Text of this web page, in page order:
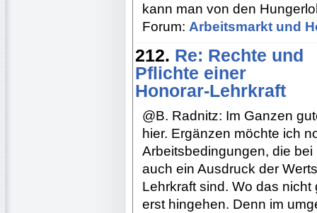
kann man von den
Forum: Arbeitsmarkt und
212. Re: Rechte und
Pflichte einer
Honorar-Lehrkraft
@B. Radnitz: Im Ganzen
hier. Ergänzen möchte ich
Arbeitsbedingungen, die
auch ein Ausdruck der
Lehrkraft sind. Wo das
erst hingehen. Denn im